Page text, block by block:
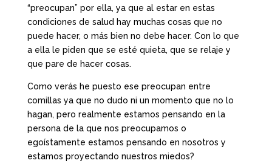
“preocupan” por ella, ya que al estar en estas
condiciones de salud hay muchas cosas que no
puede hacer, o más bien no debe hacer. Con lo que
a ella le piden que se esté quieta, que se relaje y
que pare de hacer cosas.
Como verás he puesto ese preocupan entre
comillas ya que no dudo ni un momento que no lo
hagan, pero realmente estamos pensando en la
persona de la que nos preocupamos o
egoístamente estamos pensando en nosotros y
estamos proyectando nuestros miedos?